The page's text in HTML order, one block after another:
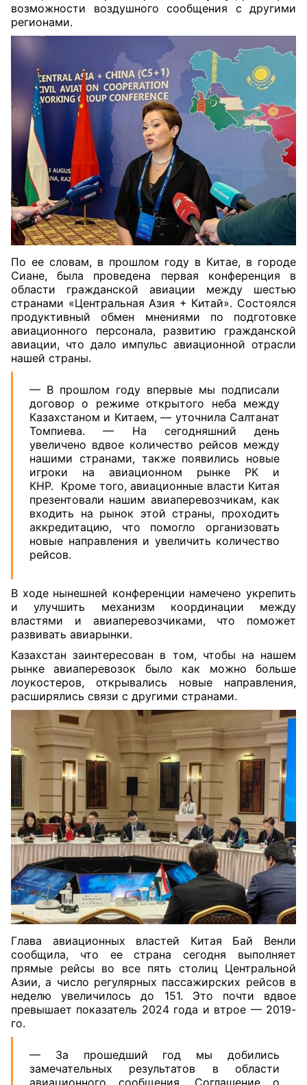
возможности воздушного сообщения с другими
регионами.
По ее словам, в прошлом году в Китае, в городе
Сиане, была проведена первая конференция в
области гражданской авиации между шестью
странами «Центральная Азия + Китай». Состоялся
продуктивный обмен мнениями по подготовке
авиационного персонала, развитию гражданской
авиации, что дало импульс авиационной отрасли
нашей страны.
— В прошлом году впервые мы подписали
договор о режиме открытого неба между
Казахстаном и Китаем, — уточнила Салтанат
Томпиева. — На сегодняшний день
увеличено вдвое количество рейсов между
нашими странами, также появились новые
игроки на авиационном рынке РК и
КНР. Кроме того, авиационные власти Китая
презентовали нашим авиаперевозчикам, как
входить на рынок этой страны, проходить
аккредитацию, что помогло организовать
новые направления и увеличить количество
рейсов.
В ходе нынешней конференции намечено укрепить
и улучшить механизм координации между
властями и авиаперевозчиками, что поможет
развивать авиарынки.
Казахстан заинтересован в том, чтобы на нашем
рынке авиаперевозок было как можно больше
лоукостеров, открывались новые направления,
расширялись связи с другими странами.
Глава авиационных властей Китая Бай Венли
сообщила, что ее страна сегодня выполняет
прямые рейсы во все пять столиц Центральной
Азии, а число регулярных пассажирских рейсов в
неделю увеличилось до 151. Это почти вдвое
превышает показатель 2024 года и втрое — 2019-
го.
— За прошедший год мы добились
замечательных результатов в области
авиационного сообщения. Соглашение о